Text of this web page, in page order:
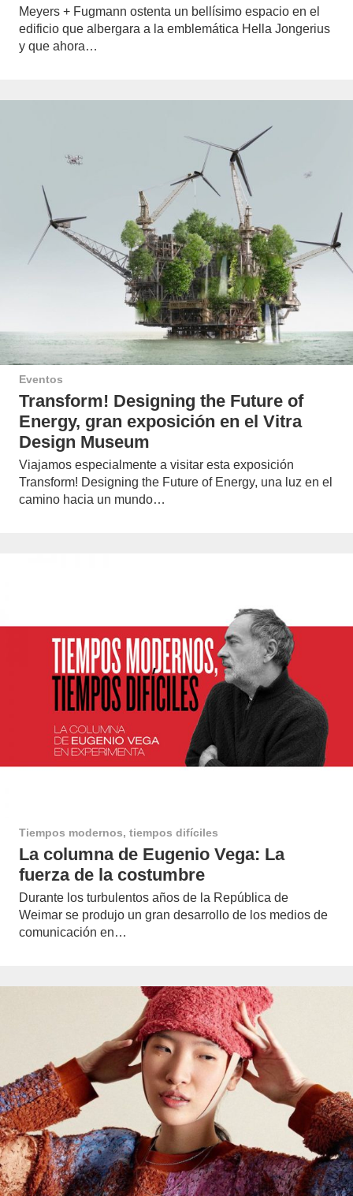
Meyers + Fugmann ostenta un bellísimo espacio en el
edificio que albergara a la emblemática Hella Jongerius
y que ahora…
Eventos
Transform! Designing the Future of
Energy, gran exposición en el Vitra
Design Museum
Viajamos especialmente a visitar esta exposición
Transform! Designing the Future of Energy, una luz en el
camino hacia un mundo…
Tiempos modernos, tiempos difíciles
La columna de Eugenio Vega: La
fuerza de la costumbre
Durante los turbulentos años de la República de
Weimar se produjo un gran desarrollo de los medios de
comunicación en…